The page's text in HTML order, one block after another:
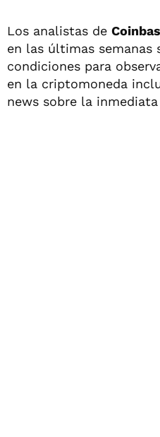
Los analistas de
en las últimas semanas
condiciones para
en la criptomoneda
news sobre la